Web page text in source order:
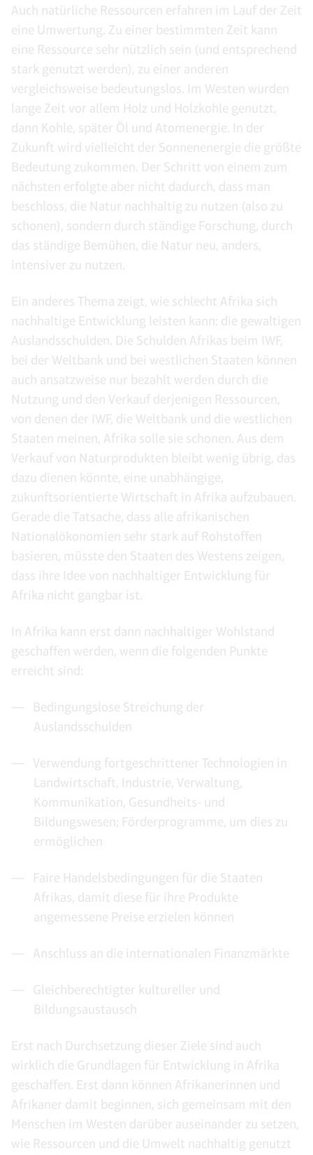
Auch natürliche Ressourcen erfahren im Lauf der Zeit
eine Umwertung. Zu einer bestimmten Zeit kann
eine Ressource sehr nützlich sein (und entsprechend
stark genutzt werden), zu einer anderen
vergleichsweise bedeutungslos. Im Westen wurden
lange Zeit vor allem Holz und Holzkohle genutzt,
dann Kohle, später Öl und Atomenergie. In der
Zukunft wird vielleicht der Sonnenenergie die größte
Bedeutung zukommen. Der Schritt von einem zum
nächsten erfolgte aber nicht dadurch, dass man
beschloss, die Natur nachhaltig zu nutzen (also zu
schonen), sondern durch ständige Forschung, durch
das ständige Bemühen, die Natur neu, anders,
intensiver zu nutzen.
Ein anderes Thema zeigt, wie schlecht Afrika sich
nachhaltige Entwicklung leisten kann: die gewaltigen
Auslandsschulden. Die Schulden Afrikas beim IWF,
bei der Weltbank und bei westlichen Staaten können
auch ansatzweise nur bezahlt werden durch die
Nutzung und den Verkauf derjenigen Ressourcen,
von denen der IWF, die Weltbank und die westlichen
Staaten meinen, Afrika solle sie schonen. Aus dem
Verkauf von Naturprodukten bleibt wenig übrig, das
dazu dienen könnte, eine unabhängige,
zukunftsorientierte Wirtschaft in Afrika aufzubauen.
Gerade die Tatsache, dass alle afrikanischen
Nationalökonomien sehr stark auf Rohstoffen
basieren, müsste den Staaten des Westens zeigen,
dass ihre Idee von nachhaltiger Entwicklung für
Afrika nicht gangbar ist.
In Afrika kann erst dann nachhaltiger Wohlstand
geschaffen werden, wenn die folgenden Punkte
erreicht sind:
Bedingungslose Streichung der
Auslandsschulden
Verwendung fortgeschrittener Technologien in
Landwirtschaft, Industrie, Verwaltung,
Kommunikation, Gesundheits- und
Bildungswesen; Förderprogramme, um dies zu
ermöglichen
Faire Handelsbedingungen für die Staaten
Afrikas, damit diese für ihre Produkte
angemessene Preise erzielen können
Anschluss an die internationalen Finanzmärkte
Gleichberechtigter kultureller und
Bildungsaustausch
Erst nach Durchsetzung dieser Ziele sind auch
wirklich die Grundlagen für Entwicklung in Afrika
geschaffen. Erst dann können Afrikanerinnen und
Afrikaner damit beginnen, sich gemeinsam mit den
Menschen im Westen darüber auseinander zu setzen,
wie Ressourcen und die Umwelt nachhaltig genutzt